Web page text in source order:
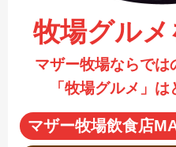
牧場グル
マザー牧場ならでは
「牧場グルメ」
マザー牧場飲食店